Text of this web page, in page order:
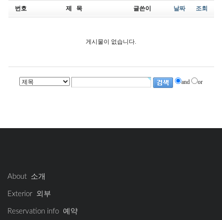
번호
제 목 글쓴이 날짜 조회
게시물이 없습니다.
and or
About 소개
Exterior 외부
Reservation info 예약